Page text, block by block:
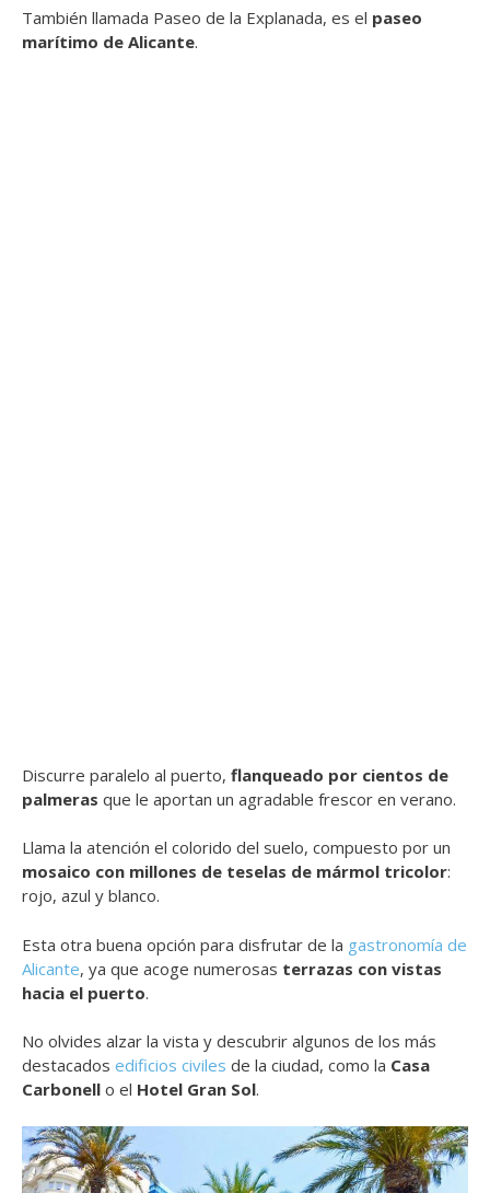
También llamada Paseo de la Explanada, es el paseo
marítimo de Alicante.
Discurre paralelo al puerto, flanqueado por cientos de
palmeras que le aportan un agradable frescor en verano.
Llama la atención el colorido del suelo, compuesto por un
mosaico con millones de teselas de mármol tricolor:
rojo, azul y blanco.
Esta otra buena opción para disfrutar de la gastronomía de
Alicante, ya que acoge numerosas terrazas con vistas
hacia el puerto.
No olvides alzar la vista y descubrir algunos de los más
destacados edificios civiles de la ciudad, como la Casa
Carbonell o el Hotel Gran Sol.